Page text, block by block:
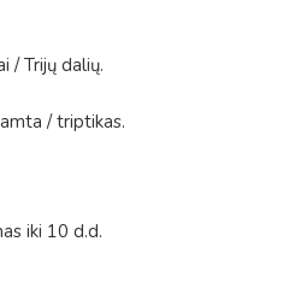
/Trijų dalių.
/triptikas.
iki 10 d.d.